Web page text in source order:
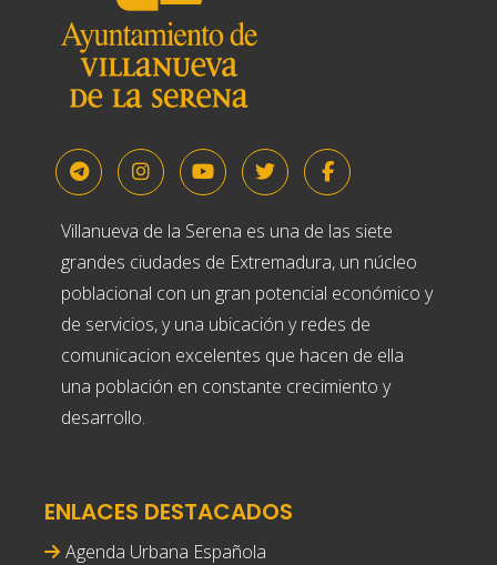
Villanueva de la Serena es una de las siete
grandes ciudades de Extremadura, un núcleo
poblacional con un gran potencial económico y
de servicios, y una ubicación y redes de
comunicacion excelentes que hacen de ella
una población en constante crecimiento y
desarrollo.
ENLACES DESTACADOS
Agenda Urbana Española